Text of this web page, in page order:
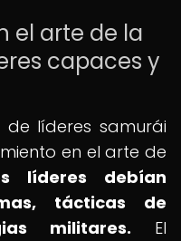
el arte de la
capaces y
líderes samurái
en el arte de
líderes debían
tácticas de
militares. El